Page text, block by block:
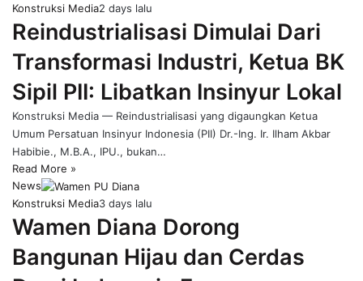
Konstruksi Media2 days lalu
Reindustrialisasi Dimulai Dari
Transformasi Industri, Ketua BK
Sipil PII: Libatkan Insinyur Lokal
Konstruksi Media — Reindustrialisasi yang digaungkan Ketua
Umum Persatuan Insinyur Indonesia (PII) Dr.-Ing. Ir. Ilham Akbar
Habibie., M.B.A., IPU., bukan…
Read More »
News
Konstruksi Media3 days lalu
Wamen Diana Dorong
Bangunan Hijau dan Cerdas